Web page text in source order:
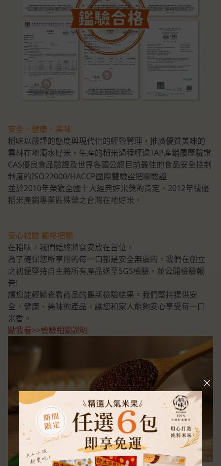
安全、健康、美味
稻味以嚴謹的態度與現代化的經營管理，推廣優質美味的
雲林在地濁水好米，生產的稻米過程經過TAP產銷履歷驗證
CAS優良食品驗證及世界各國公認目前最佳的食品安全控制
制度的ISO22000/HACCP國際雙驗證把關驗證
並於2010年榮獲全國十大經典好米獎的肯定、2012年績優
稻米產銷專業區殊榮之台灣在地好米。
安心檢驗 嚴格把關
在稻味，我們始終將食安放在首位。
為了確保您所享用的每一口都是安全無虞的，我們在創立
之初便堅持自主將所有產品送至SGS檢驗，並公開檢驗報
告!
讓您能輕鬆查看商品的最新檢驗結果。我們堅持提供安
全、健康、美味的產品，讓您和家人能夠安心享受每一口
米香。
點我看>>檢驗相關說明